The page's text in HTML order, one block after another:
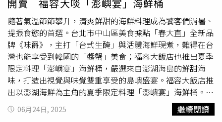
家具也會跟著買新的」，讓頂級家具業者影響相對小。
NATUZZI深耕台灣20年，去年選在台中七期開全台最大旗
艦店，今年再斥資3000萬元改裝內湖起家厝，顏貽騰透
露，地方不夠大無法顯現其品牌特色，因此目前北市內湖、
新北五股、台中七期及台南、高雄各有百坪旗艦店，最小的
高雄店也有240坪。他也透露，北市及台中2家店的消費客
群相當穩定，光這2家店的業績就佔了全年總營業額的一半
以上。為慶祝NATUZZI北市旗艦店重新開幕，NATUZZI義
大利總部更獻上亞洲首次亮相、全球僅有7張的藝術單品
「Fiore花瓣椅」作為祝福；此外，繼2024年NATUZZI年度
開賣 福容大啖「澎嶼宴」海鮮桶
隨著氣溫節節攀升，清爽鮮甜的海鮮料理成為饕客們消暑、
提振食慾的首選。台北市中山區美食據點「春大直」全新品
牌《味爵》，主打「台式生醃」與活體海鮮現煮，難得在台
灣也能享受到韓國的「醬蟹」美食；福容大飯店也推出夏季
限定料理「澎嶼宴」海鮮桶，嚴選來自澎湖海島的鮮甜海
味，打造出視覺與味覺雙重享受的島嶼盛宴。福容大飯店推
出以澎湖海鮮為主角的夏季限定料理「澎嶼宴」海鮮桶。
（圖／業者提供）大直美食地標「春大直」近期再添生力
軍，全新品牌《味爵》今年春季正式進駐主廚市場，店家主
06月24日, 2025 繼續閱讀